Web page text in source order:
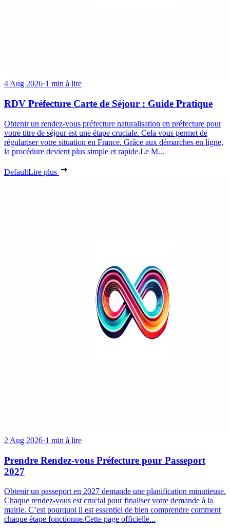
4 Aug 2026·1 min à lire
RDV Préfecture Carte de Séjour : Guide Pratique
Obtenir un rendez-vous préfecture naturalisation en préfecture pour
votre titre de séjour est une étape cruciale. Cela vous permet de
régulariser votre situation en France. Grâce aux démarches en ligne,
la procédure devient plus simple et rapide.Le M...
DefaultLire plus
2 Aug 2026·1 min à lire
Prendre Rendez-vous Préfecture pour Passeport
2027
Obtenir un passeport en 2027 demande une planification minutieuse.
Chaque rendez-vous est crucial pour finaliser votre demande à la
mairie. C’est pourquoi il est essentiel de bien comprendre comment
chaque étape fonctionne.Cette page officielle...